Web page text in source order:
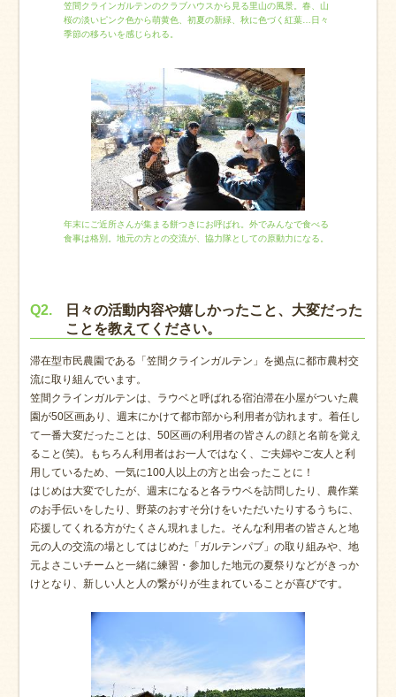
笠間クラインガルテンのクラブハウスから見る里山の風景。春、山
桜の淡いピンク色から萌黄色、初夏の新緑、秋に色づく紅葉…日々
季節の移ろいを感じられる。
年末にご近所さんが集まる餅つきにお呼ばれ。外でみんなで食べる
食事は格別。地元の方との交流が、協力隊としての原動力になる。
Q2.
日々の活動内容や嬉しかったこと、大変だった
ことを教えてください。
滞在型市民農園である「笠間クラインガルテン」を拠点に都市農村交
流に取り組んでいます。
笠間クラインガルテンは、ラウベと呼ばれる宿泊滞在小屋がついた農
園が50区画あり、週末にかけて都市部から利用者が訪れます。着任し
て一番大変だったことは、50区画の利用者の皆さんの顔と名前を覚え
ること(笑)。もちろん利用者はお一人ではなく、ご夫婦やご友人と利
用しているため、一気に100人以上の方と出会ったことに！
はじめは大変でしたが、週末になると各ラウベを訪問したり、農作業
のお手伝いをしたり、野菜のおすそ分けをいただいたりするうちに、
応援してくれる方がたくさん現れました。そんな利用者の皆さんと地
元の人の交流の場としてはじめた「ガルテンパブ」の取り組みや、地
元よさこいチームと一緒に練習・参加した地元の夏祭りなどがきっか
けとなり、新しい人と人の繋がりが生まれていることが喜びです。